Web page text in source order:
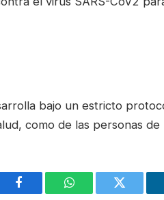
bajo un estricto
como de las personas de
Facebook WhatsAppTwitter